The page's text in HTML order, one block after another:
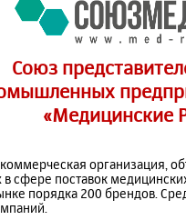
Союз
«Медицинские
организация,
сфере поставок
порядка 200 брендов.